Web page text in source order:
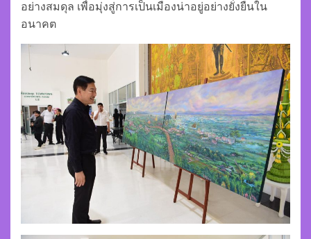
อย่างสมดุล เพื่อมุ่งสู่การเป็นเมืองน่าอยู่อย่างยั่งยืนใน
อนาคต